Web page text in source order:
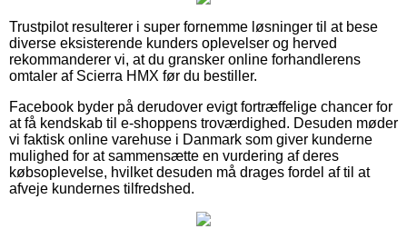
Trustpilot resulterer i super fornemme løsninger til at bese
diverse eksisterende kunders oplevelser og herved
rekommanderer vi, at du gransker online forhandlerens
omtaler af Scierra HMX før du bestiller.
Facebook byder på derudover evigt fortræffelige chancer for
at få kendskab til e-shoppens troværdighed. Desuden møder
vi faktisk online varehuse i Danmark som giver kunderne
mulighed for at sammensætte en vurdering af deres
købsoplevelse, hvilket desuden må drages fordel af til at
afveje kundernes tilfredshed.